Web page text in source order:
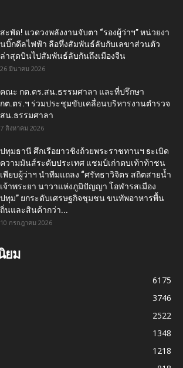
สะพัด! แวดวงพลังงานจับตา “รองผู้ว่าฯ” หน่วยงา
นบิ๊กดีลไฟฟ้า ลือหึ่งสัมพันธ์ลับกับเลขาส่วนตัว
ล่าสุดบินไปสัมพันธ์ลับกันถึงเมืองจีน
26 มีนาคม 2026
คณะ กต.ตร.สน.ธรรมศาลา และที่ปรึกษา
กต.ตร.ฯ ร่วมประชุมขับเคลื่อนบริหารงานตำรวจ
สน.ธรรมศาลา
7 สิงหาคม 2026
ปทุมธานี ศึกเรือยาวชิงถ้วยพระราชทานฯ sะเบิด
ความมันส์ระดับประเทศ แชมป์เก่าตบเท้าท้าชน
เพียบผู้ว่าฯ นำทีมแถลง “ศรัทธาวิจิตร สถิตสายน้ำ
เจ้าพระยา นาวาแห่งภูมิปัญญา โอฬารสเมือง
ปทุม” ยกระดับเศรษฐกิจชุมชน ขนทัพอาหารพื้น
ถิ่นและสินค้ากว่า...
10 กรกฎาคม 2026
ยม
6175
3746
2522
1348
1218